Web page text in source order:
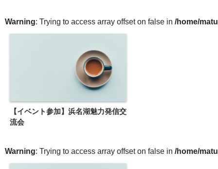
Warning: Trying to access array offset on false in /home/
【イベント参加】浜名湖魅力発信交
流会
Warning: Trying to access array offset on false in /home/